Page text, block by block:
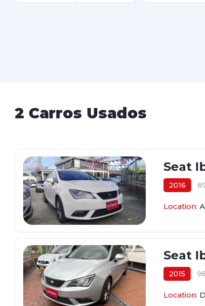
2 Carros Usados
Seat
2016
Location:
Seat
2015
Location: